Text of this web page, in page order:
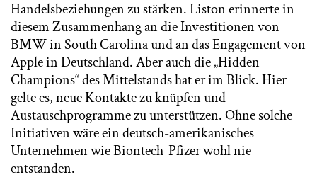
Handelsbeziehungen zu stärken. Liston erinnerte in
diesem Zusammenhang an die Investitionen von
BMW in South Carolina und an das Engagement von
Apple in Deutschland. Aber auch die „Hidden
Champions“ des Mittelstands hat er im Blick. Hier
gelte es, neue Kontakte zu knüpfen und
Austauschprogramme zu unterstützen. Ohne solche
Initiativen wäre ein deutsch-amerikanisches
Unternehmen wie Biontech-Pfizer wohl nie
entstanden.